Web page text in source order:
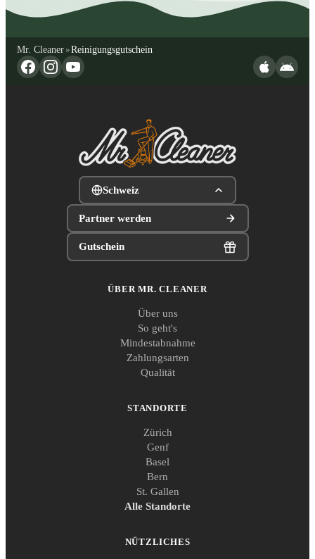
Mr. Cleaner»Reinigungsgutschein
Schweiz
Partner werden
Gutschein
ÜBER MR. CLEANER
Über uns
So geht's
Mindestabnahme
Zahlungsarten
Qualität
STANDORTE
Zürich
Genf
Basel
Bern
St. Gallen
Alle Standorte
NÜTZLICHES